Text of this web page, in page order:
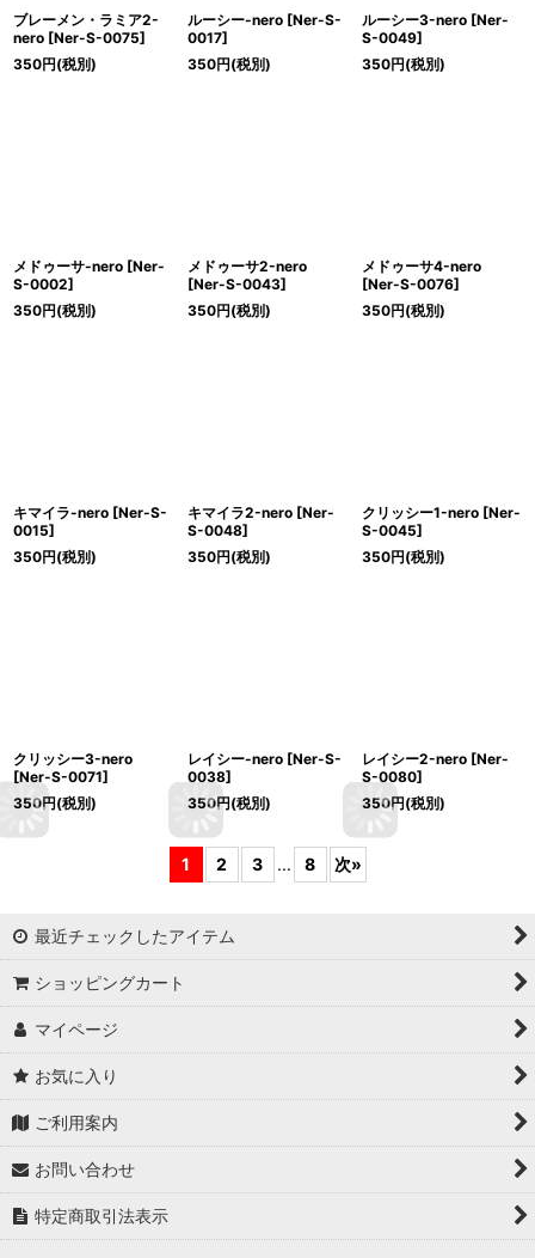
ブレーメン・ラミア2-
nero [Ner-S-0075]
350円(税別)
ルーシー-nero [Ner-S-
0017]
350円(税別)
ルーシー3-nero [Ner-
S-0049]
350円(税別)
メドゥーサ-nero [Ner-
S-0002]
350円(税別)
メドゥーサ2-nero
[Ner-S-0043]
350円(税別)
メドゥーサ4-nero
[Ner-S-0076]
350円(税別)
キマイラ-nero [Ner-S-
0015]
350円(税別)
キマイラ2-nero [Ner-
S-0048]
350円(税別)
クリッシー1-nero [Ner-
S-0045]
350円(税別)
クリッシー3-nero
[Ner-S-0071]
350円(税別)
レイシー-nero [Ner-S-
0038]
350円(税別)
レイシー2-nero [Ner-
S-0080]
350円(税別)
1 2 3 ... 8 次»
最近チェックしたアイテム
ショッピングカート
マイページ
お気に入り
ご利用案内
お問い合わせ
特定商取引法表示